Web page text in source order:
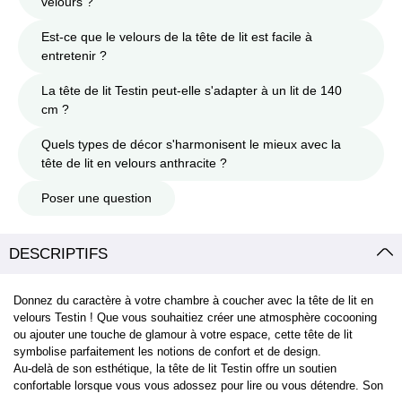
Est-ce que le velours de la tête de lit est facile à
entretenir ?
La tête de lit Testin peut-elle s'adapter à un lit de 140
cm ?
Quels types de décor s'harmonisent le mieux avec la
tête de lit en velours anthracite ?
Poser une question
DESCRIPTIFS
Donnez du caractère à votre chambre à coucher avec la tête de lit en
velours Testin ! Que vous souhaitiez créer une atmosphère cocooning
ou ajouter une touche de glamour à votre espace, cette tête de lit
symbolise parfaitement les notions de confort et de design.
Au-delà de son esthétique, la tête de lit Testin offre un soutien
confortable lorsque vous vous adossez pour lire ou vous détendre. Son